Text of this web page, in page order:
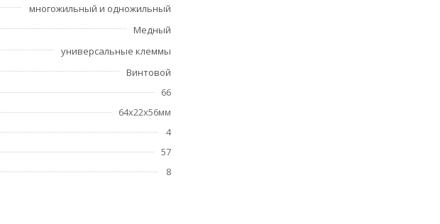
многожильный и одножильный
Медный
универсальные клеммы
Винтовой
66
64x22x56мм
4
57
8